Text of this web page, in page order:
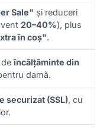
Sale" și reduceri
20–40%), plus
în coș".
deîncălțăminte din
damă.
securizat (SSL), cu